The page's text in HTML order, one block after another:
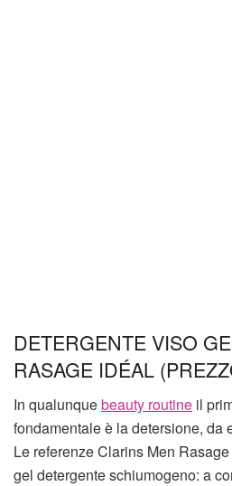
DETERGENTE VISO
RASAGE IDÉAL
In qualunquebeauty routine il
fondamentale è la detersione, da
Le referenze Clarins Men
gel detergente schiumogeno: a